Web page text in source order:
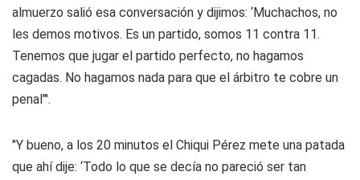
almuerzo salió esa conversación y dijimos: ‘Muchachos, no
les demos motivos. Es un partido, somos 11 contra 11.
Tenemos que jugar el partido perfecto, no hagamos
cagadas. No hagamos nada para que el árbitro te cobre un
penal’".
"Y bueno, a los 20 minutos el Chiqui Pérez mete una patada
que ahí dije: ‘Todo lo que se decía no pareció ser tan